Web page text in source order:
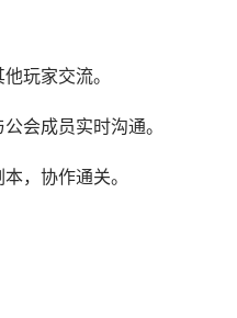
玩家交流。
会成员实时沟通。
，协作通关。